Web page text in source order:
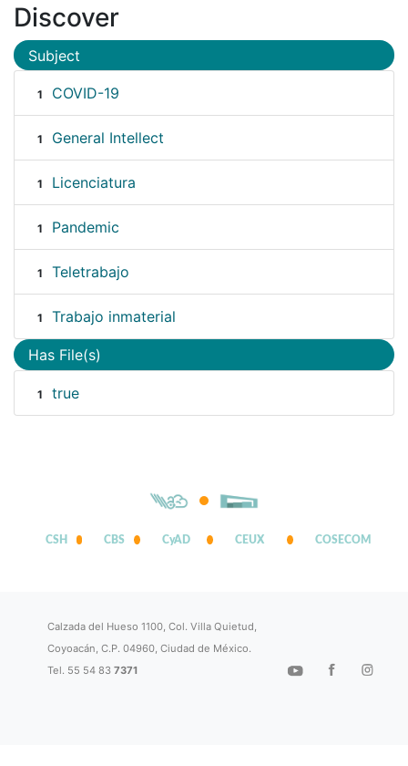
Discover
Subject
1 COVID-19
1 General Intellect
1 Licenciatura
1 Pandemic
1 Teletrabajo
1 Trabajo inmaterial
Has File(s)
1 true
CSH CBS CyAD CEUX COSECOM
Calzada del Hueso 1100, Col. Villa Quietud,
Coyoacán, C.P. 04960, Ciudad de México.
Tel. 55 54 837371